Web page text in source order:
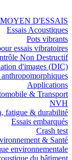
MOYEN D'ESSAIS
Essais Acoustiques
Pots vibrants
essais vibratoires
Non Destructif
d'images (DIC)
Applications
& Transport
NVH
fatigue & durabilité
Essais embarqués
Crash test
& Santé
environnementale
du bâtiment